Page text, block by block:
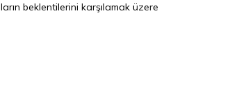
beklentilerini karşılamak üzere